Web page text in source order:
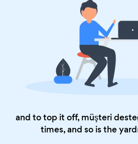
and to top it off, müşteri
times, and so is the